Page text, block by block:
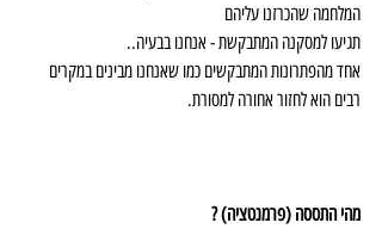
המלחמה שהכרזנו עליהם
תגיעו למסקנה המתבקשת - אנחנו בבעיה..
אחד מהפתרונות המתבקשים כמו שאנחנו מבינים במקרים
רבים הוא לחזור אחורה למסורת.
מהי התססה (פרמנטציה) ?